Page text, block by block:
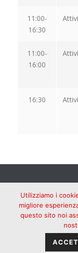
11:00-
16:30
11:00-
16:00
16:30
Utilizziamo i
migliore
questo sito noi